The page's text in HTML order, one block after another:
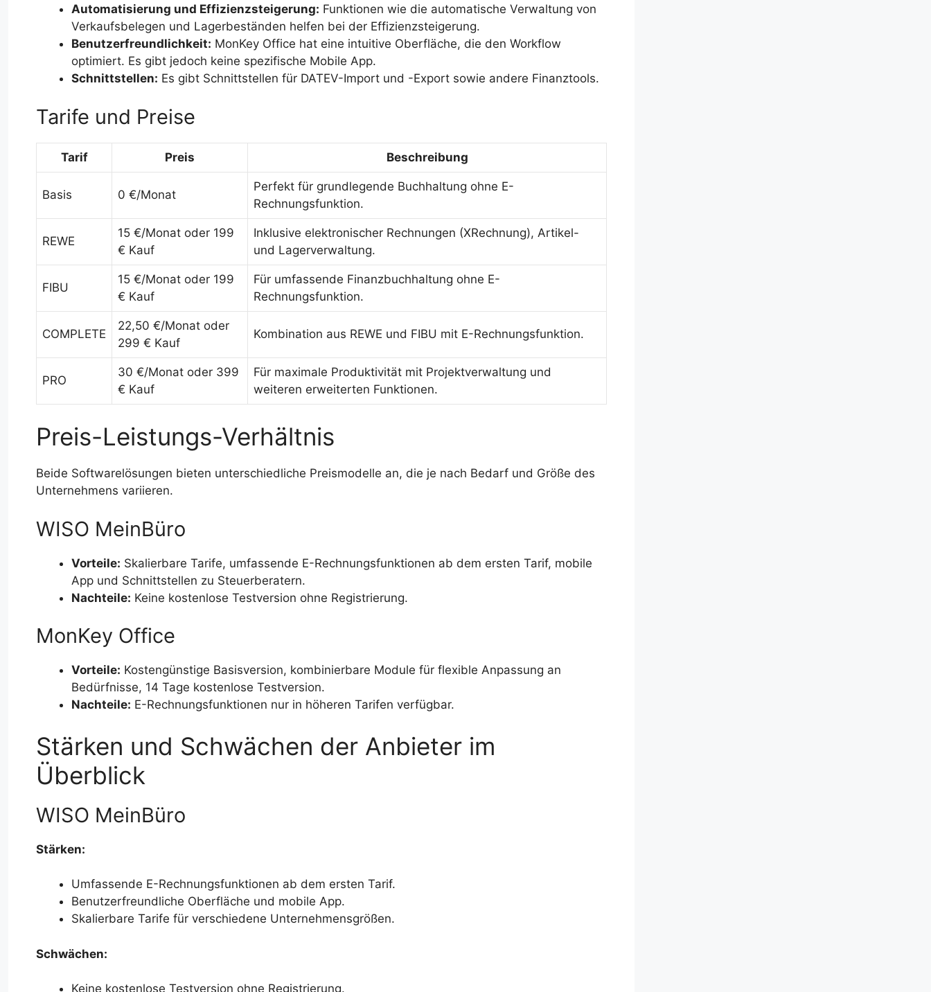
Automatisierung und Effizienzsteigerung: Funktionen wie die automatische Verwaltung von
Verkaufsbelegen und Lagerbeständen helfen bei der Effizienzsteigerung.
Benutzerfreundlichkeit: MonKey Office hat eine intuitive Oberfläche, die den Workflow
optimiert. Es gibt jedoch keine spezifische Mobile App.
Schnittstellen: Es gibt Schnittstellen für DATEV-Import und -Export sowie andere Finanztools.
Tarife und Preise
Tarif Preis Beschreibung
Basis 0 €/Monat
Perfekt für grundlegende Buchhaltung ohne E-
Rechnungsfunktion.
REWE
15 €/Monat oder 199
€ Kauf
Inklusive elektronischer Rechnungen (XRechnung), Artikel-
und Lagerverwaltung.
FIBU
15 €/Monat oder 199
€ Kauf
Für umfassende Finanzbuchhaltung ohne E-
Rechnungsfunktion.
COMPLETE
22,50 €/Monat oder
299 € Kauf
Kombination aus REWE und FIBU mit E-Rechnungsfunktion.
PRO
30 €/Monat oder 399
€ Kauf
Für maximale Produktivität mit Projektverwaltung und
weiteren erweiterten Funktionen.
Preis-Leistungs-Verhältnis
Beide Softwarelösungen bieten unterschiedliche Preismodelle an, die je nach Bedarf und Größe des
Unternehmens variieren.
WISO MeinBüro
Vorteile: Skalierbare Tarife, umfassende E-Rechnungsfunktionen ab dem ersten Tarif, mobile
App und Schnittstellen zu Steuerberatern.
Nachteile: Keine kostenlose Testversion ohne Registrierung.
MonKey Office
Vorteile: Kostengünstige Basisversion, kombinierbare Module für flexible Anpassung an
Bedürfnisse, 14 Tage kostenlose Testversion.
Nachteile: E-Rechnungsfunktionen nur in höheren Tarifen verfügbar.
Stärken und Schwächen der Anbieter im
Überblick
WISO MeinBüro
Stärken:
Umfassende E-Rechnungsfunktionen ab dem ersten Tarif.
Benutzerfreundliche Oberfläche und mobile App.
Skalierbare Tarife für verschiedene Unternehmensgrößen.
Schwächen:
Keine kostenlose Testversion ohne Registrierung.